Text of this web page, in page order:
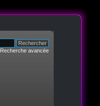
Recherche avancée